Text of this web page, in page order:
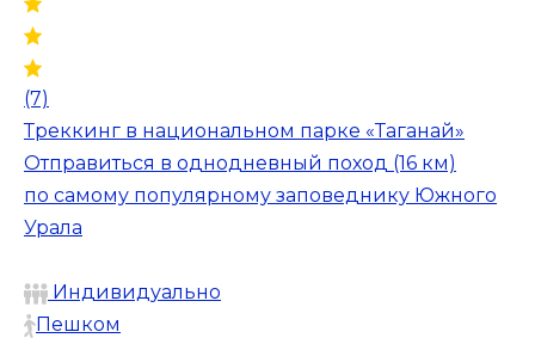
(7)
Треккинг в национальном парке «Таганай»
Отправиться в однодневный поход (16 км)
по самому популярному заповеднику Южного
Урала
Индивидуально
Пешком